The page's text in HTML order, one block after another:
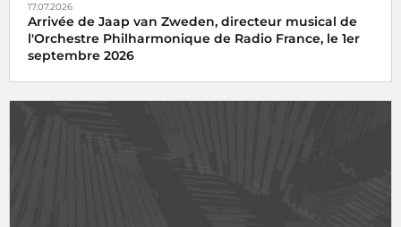
17.07.2026
Arrivée de Jaap van Zweden, directeur musical de
l'Orchestre Philharmonique de Radio France, le 1er
septembre 2026